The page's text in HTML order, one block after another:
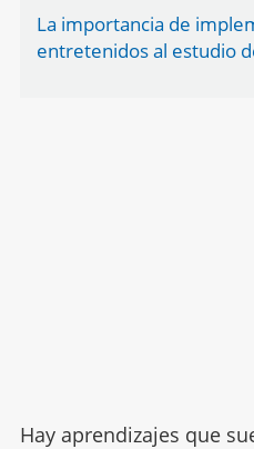
La importancia de
entretenidos al estudio
Hay aprendizajes que